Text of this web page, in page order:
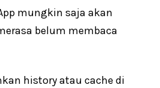
mungkin saja akan
belum membaca
history atau cache di